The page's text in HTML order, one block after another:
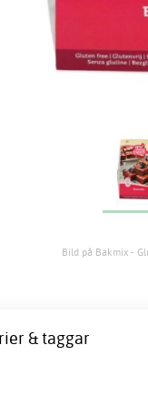
Bild på Bakmix -
& taggar